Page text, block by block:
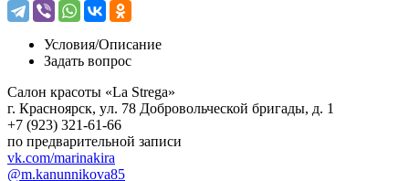
Условия/Описание
Задать вопрос
Салон красоты «La Strega»
г. Красноярск, yл. 78 Добровольческой бригады, д. 1
+7 (923) 321-61-66
по предварительной записи
vk.com/marinakira
@m.kanunnikova85